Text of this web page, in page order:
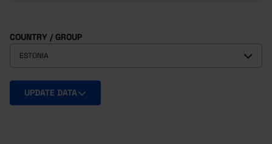
COUNTRY / GROUP
ESTONIA
UPDATE DATA